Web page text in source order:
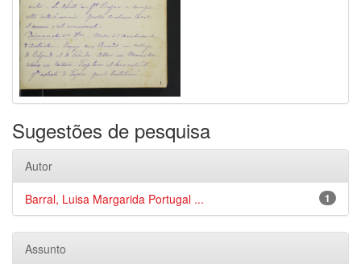
Sugestões de pesquisa
Autor
1
Barral, Luisa Margarida Portugal ...
Assunto